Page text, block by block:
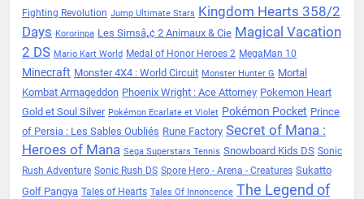
Fighting Revolution Jump Ultimate Stars Kingdom Hearts 358/2
Days Kororinpa Les Simsâ„¢ 2 Animaux & Cie Magical Vacation
2 DS Mario Kart World Medal of Honor Heroes 2 MegaMan 10
Minecraft Monster 4X4 : World Circuit Monster Hunter G Mortal
Kombat Armageddon Phoenix Wright : Ace Attorney Pokemon Heart
Gold et Soul Silver Pokémon Ecarlate et Violet Pokémon Pocket Prince
of Persia : Les Sables Oubliés Rune Factory Secret of Mana :
Heroes of Mana Sega Superstars Tennis Snowboard Kids DS Sonic
Rush Adventure Sonic Rush DS Spore Hero - Arena - Creatures Sukatto
Golf Pangya Tales of Hearts Tales Of Innoncence The Legend of